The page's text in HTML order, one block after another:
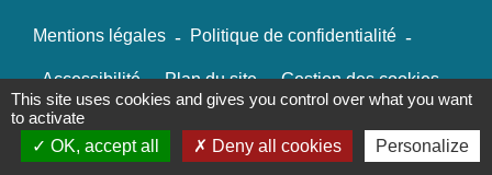
Mentions légales - Politique de confidentialité -
Accessibilité - Plan du site - Gestion des cookies
Site créé en partenariat avec Réseau des Communes
This site uses cookies and gives you control over what you want
to activate
OK, accept all
Deny all cookies Personalize